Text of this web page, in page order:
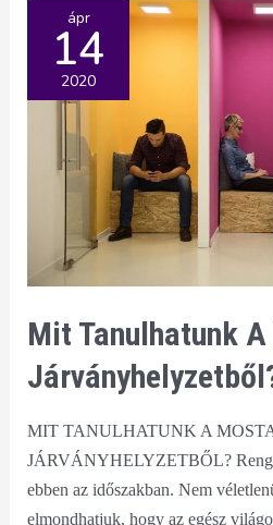
szíved
ápr
14
2020
Mit Tanulhatunk
MIT TANULHATUNK A
JÁRVÁNYHELYZETBŐL?
ebben az időszakban. Nem
elmondhatjuk, hogy az egész